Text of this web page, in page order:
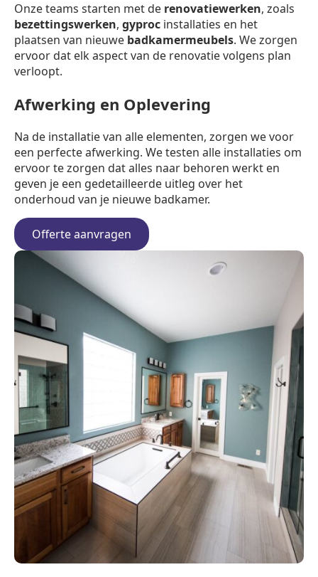
Onze teams starten met de renovatiewerken, zoals
bezettingswerken, gyproc installaties en het
plaatsen van nieuwe badkamermeubels. We zorgen
ervoor dat elk aspect van de renovatie volgens plan
verloopt.
Afwerking en Oplevering
Na de installatie van alle elementen, zorgen we voor
een perfecte afwerking. We testen alle installaties om
ervoor te zorgen dat alles naar behoren werkt en
geven je een gedetailleerde uitleg over het
onderhoud van je nieuwe badkamer.
Offerte aanvragen